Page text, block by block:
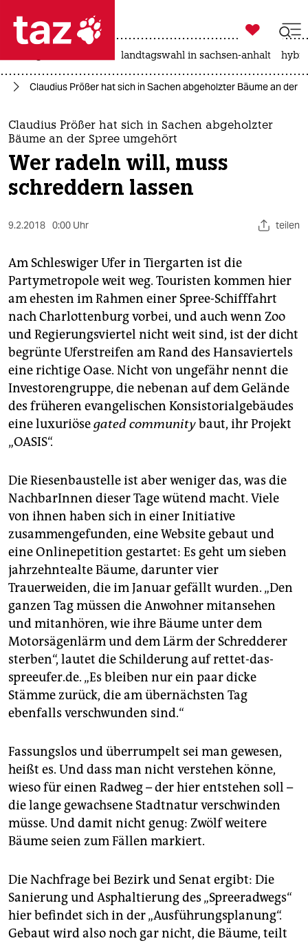
 taz zahl ich
taz zahl ich
themen
politik
öko
gesellschaft
sport
berlin
nord
wahrheit
verlag
verlag
shop
fragen & hilfe
unterstützen
abo
genossenschaft
epaper login

taz zahl ich
landtagswahl in sachsen-anhalt
Claudius Prößer hat sich in Sachen abgeholzter Bäume an der
Claudius Prößer hat sich in Sachen abgeholzter
Bäume an der Spree umgehört
Wer radeln will, muss
schreddern lassen
9.2.2018 0:00 Uhr teilen
Am Schleswiger Ufer in Tiergarten ist die
Partymetropole weit weg. Touristen kommen hier
am ehesten im Rahmen einer Spree-Schifffahrt
nach Charlottenburg vorbei, und auch wenn Zoo
und Regierungsviertel nicht weit sind, ist der dicht
begrünte Uferstreifen am Rand des Hansaviertels
eine richtige Oase. Nicht von ungefähr nennt die
Investorengruppe, die nebenan auf dem Gelände
des früheren evangelischen Konsistorialgebäudes
eine luxuriösegated communitybaut, ihr Projekt
„OASIS“.
Die Riesenbaustelle ist aber weniger das, was die
NachbarInnen dieser Tage wütend macht. Viele
von ihnen haben sich in einer Initiative
zusammengefunden, eine Website gebaut und
eine Onlinepetition gestartet: Es geht um sieben
jahrzehntealte Bäume, darunter vier
Trauerweiden, die im Januar gefällt wurden. „Den
ganzen Tag müssen die Anwohner mitansehen
und mitanhören, wie ihre Bäume unter dem
Motorsägenlärm und dem Lärm der Schredderer
sterben“, lautet die Schilderung auf rettet-das-
spreeufer.de. „Es bleiben nur ein paar dicke
Stämme zurück, die am übernächsten Tag
ebenfalls verschwunden sind.“
Fassungslos und überrumpelt sei man gewesen,
heißt es. Und dass man nicht verstehen könne,
wieso für einen Radweg – der hier entstehen soll –
die lange gewachsene Stadtnatur verschwinden
müsse. Und damit nicht genug: Zwölf weitere
Bäume seien zum Fällen markiert.
Die Nachfrage bei Bezirk und Senat ergibt: Die
Sanierung und Asphaltierung des „Spreeradwegs“
hier befindet sich in der „Ausführungsplanung“.
Gebaut wird also noch gar nicht, die Bäume, teilt